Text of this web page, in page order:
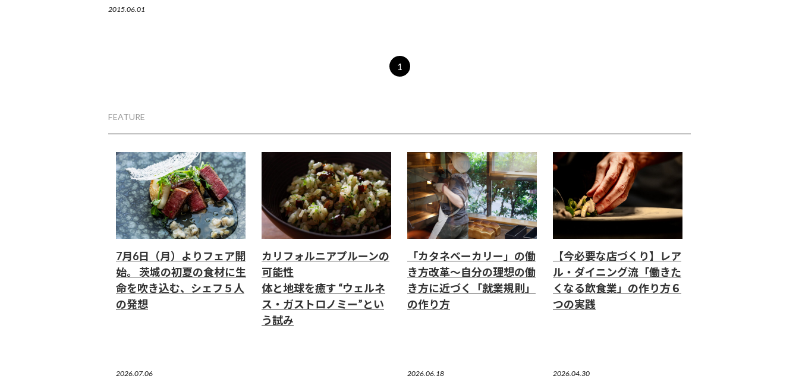
2015.06.01
1
FEATURE
7月6日（月）よりフェア開
始。 茨城の初夏の食材に生
命を吹き込む、シェフ５人
の発想
2026.07.06
カリフォルニアプルーンの
可能性
体と地球を癒す “ウェルネ
ス・ガストロノミー”とい
う試み
「カタネベーカリー」の働
き方改革～自分の理想の働
き方に近づく「就業規則」
の作り方
2026.06.18
【今必要な店づくり】レア
ル・ダイニング流「働きた
くなる飲食業」の作り方６
つの実践
2026.04.30